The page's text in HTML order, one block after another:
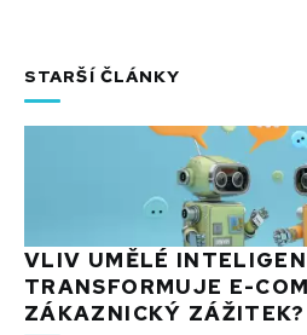
STARŠÍ ČLÁNKY
VLIV UMĚLÉ
TRANSFORMUJE E-
ZÁKAZNICKÝ ZÁŽITEK?